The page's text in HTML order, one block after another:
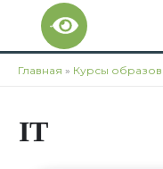
Перейти
содержимому
Главная » Курсы
IT